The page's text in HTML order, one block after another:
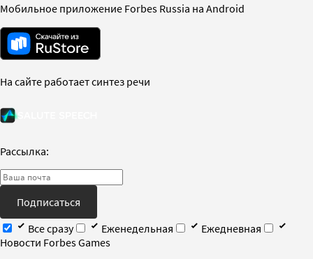
Мобильное приложение Forbes Russia на Android
На сайте работает синтез речи
Рассылка:
Подписаться
Все сразу
Еженедельная
Ежедневная
Новости Forbes Games